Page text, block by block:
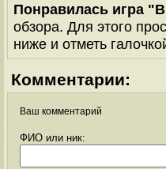
Понравилась игра
обзора. Для этого
ниже и отметь
Комментарии:
Ваш комментарий
ФИО или ник: